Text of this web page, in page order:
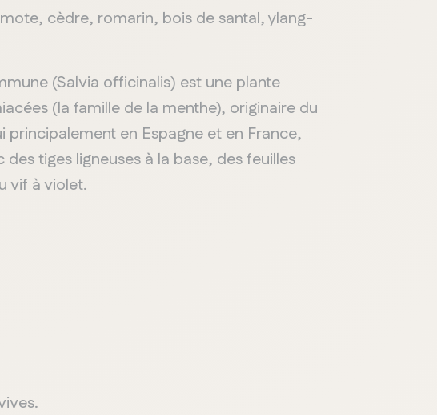
cèdre, romarin, bois de santal, ylang-
(Salvia officinalis) est une plante
(la famille de la menthe), originaire du
principalement en Espagne et en France,
tiges ligneuses à la base, des feuilles
vif à violet.